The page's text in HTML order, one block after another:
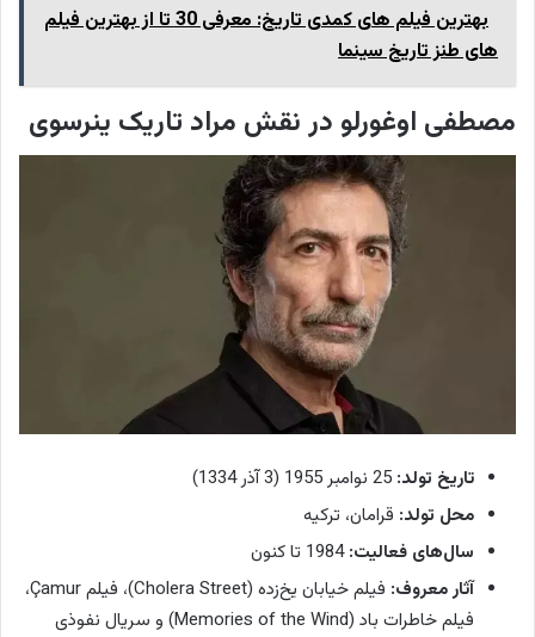
بهترین فیلم های کمدی تاریخ: معرفی 30 تا از بهترین فیلم
های طنز تاریخ سینما
مصطفی اوغورلو در نقش مراد تاریک ینرسوی
تاریخ تولد:
محل تولد: قرامان، ترکیه
سال‌های فعالیت:1984 تا کنون
آثار معروف:
فیلم‌ خیابان یخ‌زده (Cholera Street)، فیلم Çamur،
فیلم خاطرات باد (Memories of the Wind) و سریال نفوذی